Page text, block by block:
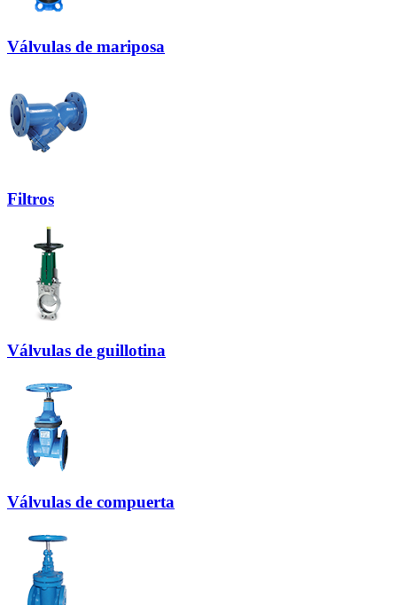
Válvulas de mariposa
Filtros
Válvulas de guillotina
Válvulas de compuerta